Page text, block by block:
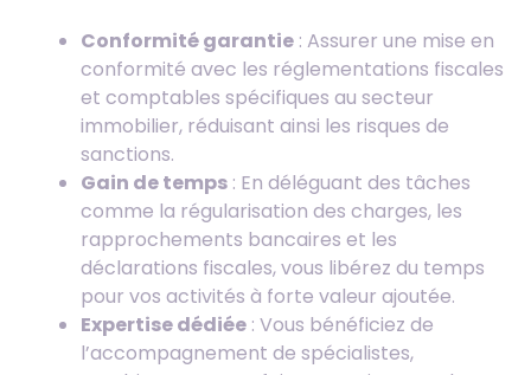
Conformité garantie : Assurer une mise en
conformité avec les réglementations fiscales
et comptables spécifiques au secteur
immobilier, réduisant ainsi les risques de
sanctions.
Gain de temps : En déléguant des tâches
comme la régularisation des charges, les
rapprochements bancaires et les
déclarations fiscales, vous libérez du temps
pour vos activités à forte valeur ajoutée.
Expertise dédiée : Vous bénéficiez de
l’accompagnement de spécialistes,